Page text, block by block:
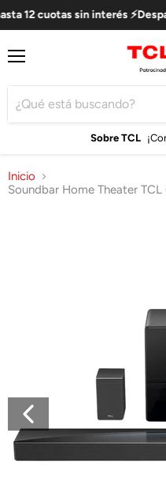
12 cuotas sin interés
Sobre TCL
Inicio
Soundbar Home Theater